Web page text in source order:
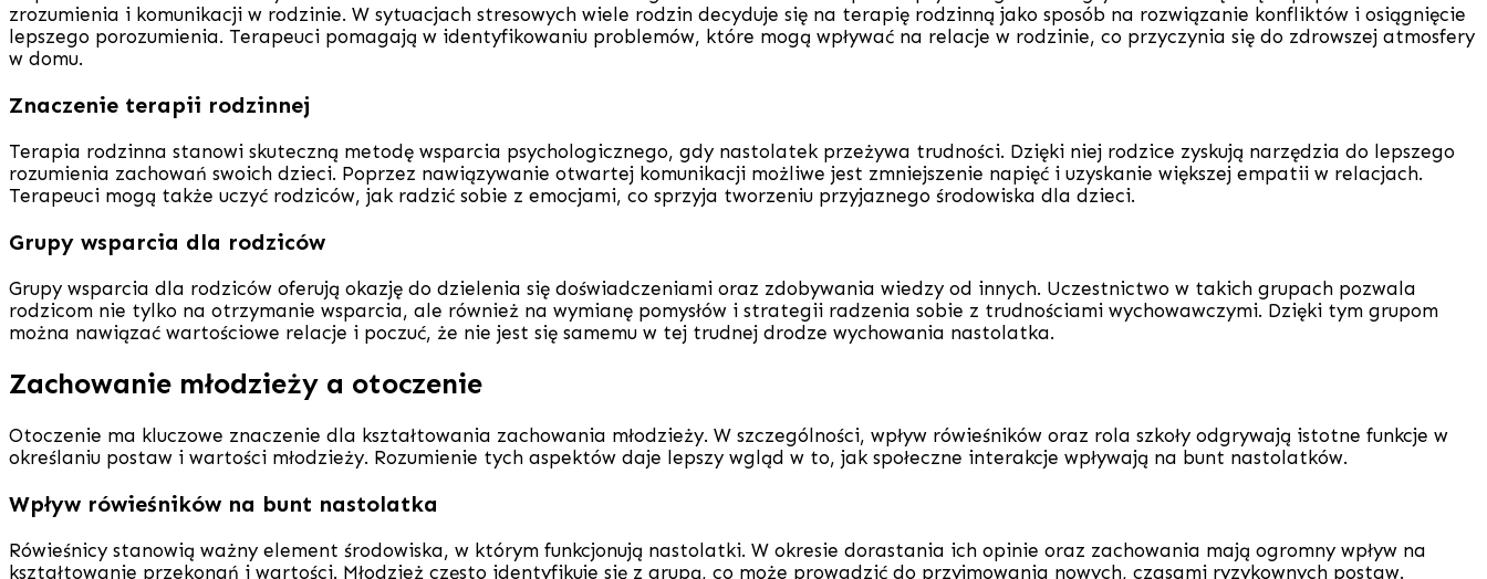
zrozumienia i komunikacji w rodzinie. W sytuacjach stresowych wiele rodzin decyduje się na terapię rodzinną jako sposób na rozwiązanie konfliktów i osiągnięcie
lepszego porozumienia. Terapeuci pomagają w identyfikowaniu problemów, które mogą wpływać na relacje w rodzinie, co przyczynia się do zdrowszej atmosfery
w domu.
Znaczenie terapii rodzinnej
Terapia rodzinna stanowi skuteczną metodę wsparcia psychologicznego, gdy nastolatek przeżywa trudności. Dzięki niej rodzice zyskują narzędzia do lepszego
rozumienia zachowań swoich dzieci. Poprzez nawiązywanie otwartej komunikacji możliwe jest zmniejszenie napięć i uzyskanie większej empatii w relacjach.
Terapeuci mogą także uczyć rodziców, jak radzić sobie z emocjami, co sprzyja tworzeniu przyjaznego środowiska dla dzieci.
Grupy wsparcia dla rodziców
Grupy wsparcia dla rodziców oferują okazję do dzielenia się doświadczeniami oraz zdobywania wiedzy od innych. Uczestnictwo w takich grupach pozwala
rodzicom nie tylko na otrzymanie wsparcia, ale również na wymianę pomysłów i strategii radzenia sobie z trudnościami wychowawczymi. Dzięki tym grupom
można nawiązać wartościowe relacje i poczuć, że nie jest się samemu w tej trudnej drodze wychowania nastolatka.
Zachowanie młodzieży a otoczenie
Otoczenie ma kluczowe znaczenie dla kształtowania zachowania młodzieży. W szczególności, wpływ rówieśników oraz rola szkoły odgrywają istotne funkcje w
określaniu postaw i wartości młodzieży. Rozumienie tych aspektów daje lepszy wgląd w to, jak społeczne interakcje wpływają na bunt nastolatków.
Wpływ rówieśników na bunt nastolatka
Rówieśnicy stanowią ważny element środowiska, w którym funkcjonują nastolatki. W okresie dorastania ich opinie oraz zachowania mają ogromny wpływ na
kształtowanie przekonań i wartości. Młodzież często identyfikuje się z grupą, co może prowadzić do przyjmowania nowych, czasami ryzykownych postaw.